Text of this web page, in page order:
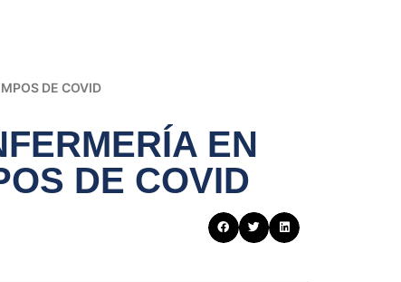
DE COVID
EN
DE COVID